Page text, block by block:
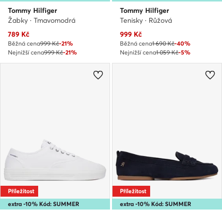
Tommy Hilfiger
Žabky · Tmavomodrá
Aktuální cena
789 Kč
Běžná cena999 Kč-21%
Nejnižší cena999 Kč-21%
Tommy Hilfiger
Tenisky · Růžová
Aktuální cena
999 Kč
Běžná cena1 690 Kč-40%
Nejnižší cena1 059 Kč-5%
extra -10% Kód: SUMMER
Příležitost
extra -10% Kód: SUMMER
Příležitost